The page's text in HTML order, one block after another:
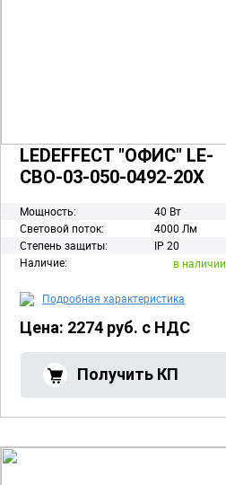
LEDEFFECT "ОФИС" LE-
СВО-03-050-0492-20Х
Мощность:
40 Вт
Световой поток:
4000 Лм
Степень защиты:
IP 20
Наличие:
в наличии
Подробная характеристика
Цена: 2274 руб. с НДС